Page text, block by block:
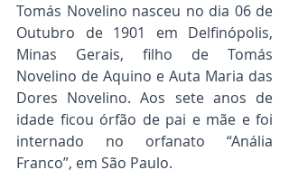
Tomás Novelino nasceu no dia 06 de
Outubro de 1901 em Delfinópolis,
Minas Gerais, filho de Tomás
Novelino de Aquino e Auta Maria das
Dores Novelino. Aos sete anos de
idade ficou órfão de pai e mãe e foi
internado no orfanato “Anália
Franco”, em São Paulo.